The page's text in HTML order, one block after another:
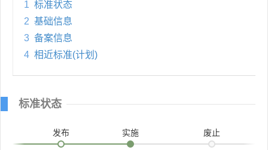
1 标准状态
2 基础信息
3 备案信息
4 相近标准(计划)
标准状态
发布 实施 废止